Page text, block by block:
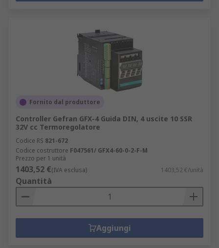
Fornito dal produttore
Controller Gefran GFX-4 Guida DIN, 4 uscite 10 SSR
32V cc Termoregolatore
Codice RS 821-672
Codice costruttore F047561/ GFX4-60-0-2-F-M
Prezzo per 1 unità
1403,52 €(IVA esclusa) 1403,52 €/unità
Quantità
Aggiungi